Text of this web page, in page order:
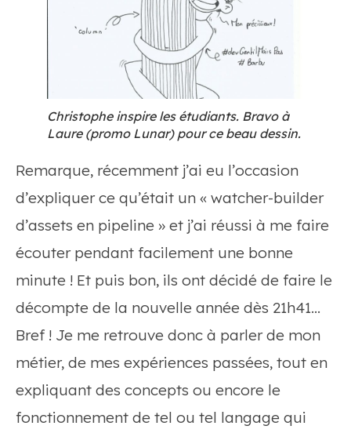
Christophe inspire les étudiants. Bravo à
Laure (promo Lunar) pour ce beau dessin.
Remarque, récemment j’ai eu l’occasion
d’expliquer ce qu’était un « watcher-builder
d’assets en pipeline » et j’ai réussi à me faire
écouter pendant facilement une bonne
minute ! Et puis bon, ils ont décidé de faire le
décompte de la nouvelle année dès 21h41…
Bref ! Je me retrouve donc à parler de mon
métier, de mes expériences passées, tout en
expliquant des concepts ou encore le
fonctionnement de tel ou tel langage qui